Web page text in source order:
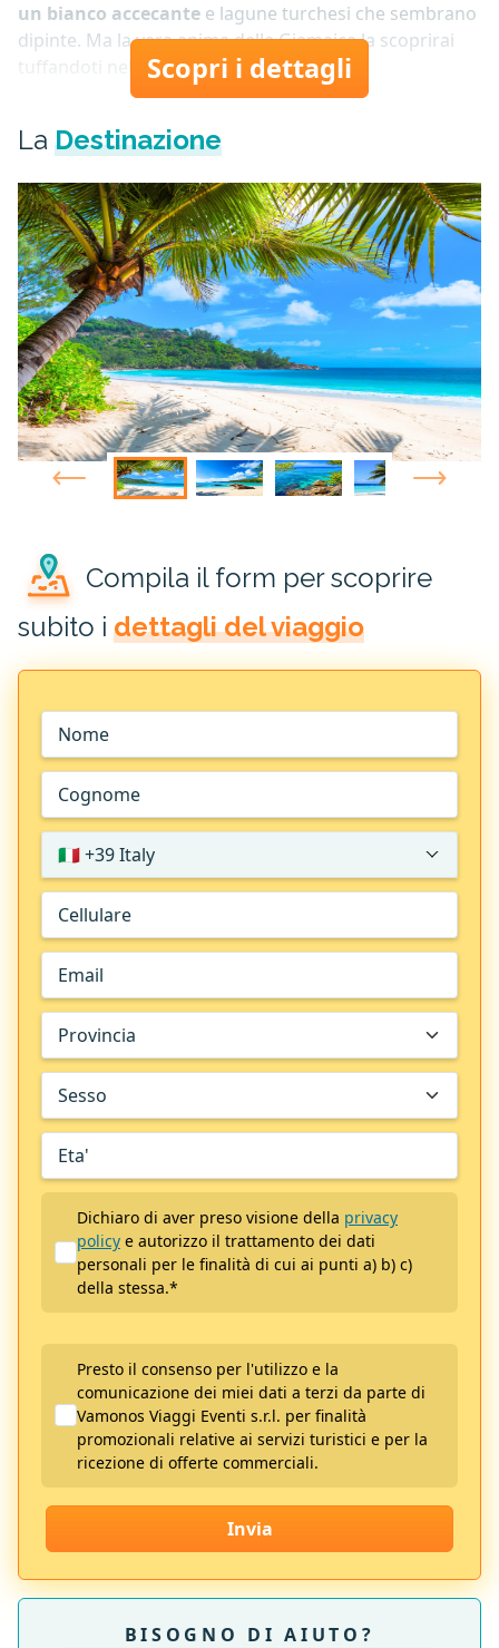
un bianco accecante e lagune turchesi che sembrano
dipinte. Ma la vera anima della Giamaica la scoprirai
tuffandoti nelle rinfrescanti...
Scopri i dettagli
La Destinazione
Compila il form per scoprire
subito i dettagli del viaggio
🇮🇹 +39 Italy
Dichiaro di aver preso visione della privacy
policy e autorizzo il trattamento dei dati
personali per le finalità di cui ai punti a) b) c)
della stessa.*
Presto il consenso per l'utilizzo e la
comunicazione dei miei dati a terzi da parte di
Vamonos Viaggi Eventi s.r.l. per finalità
promozionali relative ai servizi turistici e per la
ricezione di offerte commerciali.
Invia
BISOGNO DI AIUTO?